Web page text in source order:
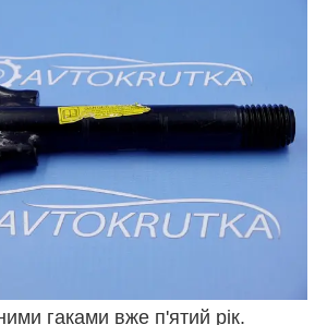
гаками вже п'ятий рік.